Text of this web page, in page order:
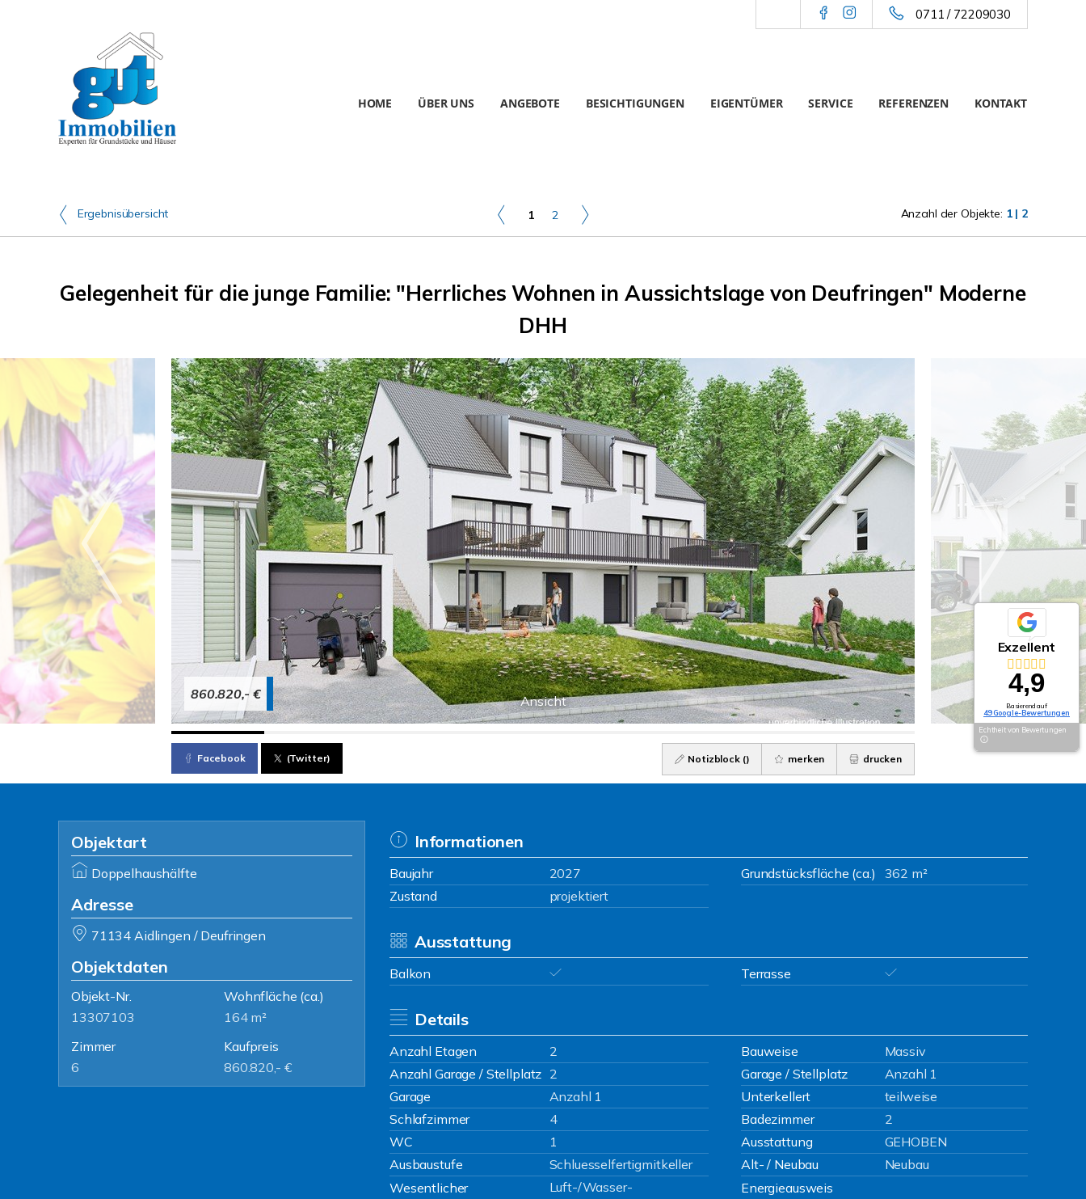
0711 / 72209030
HOME ÜBER UNS ANGEBOTE BESICHTIGUNGEN EIGENTÜMER SERVICE REFERENZEN KONTAKT
Ergebnisübersicht 1 2 Anzahl der Objekte: 1 | 2
Gelegenheit für die junge Familie: "Herrliches Wohnen in Aussichtslage von Deufringen" Moderne
DHH
Ansicht
860.820,- €
Facebook (Twitter) Notizblock () merken drucken
Objektart
Doppelhaushälfte
Adresse
71134 Aidlingen / Deufringen
Objektdaten
Objekt-Nr.
13307103
Wohnfläche (ca.)
164 m²
Zimmer
6
Kaufpreis
860.820,- €
Informationen
Baujahr 2027 Grundstücksfläche (ca.)
362 m²
Zustand
projektiert
Ausstattung
Balkon Terrasse
Details
Anzahl Etagen 2 Bauweise
Massiv
Anzahl Garage / Stellplatz 2 Garage / Stellplatz
Anzahl 1
Garage
Anzahl 1 Unterkellert
teilweise
Schlafzimmer
4 Badezimmer
2
WC
1 Ausstattung
GEHOBEN
Ausbaustufe
Schluesselfertigmitkeller Alt- / Neubau
Neubau
Wesentlicher
Luft-/Wasser-
Energieausweis
Exzellent
4,9
Basierend auf
49 Google-Bewertungen
Echtheit von Bewertungen